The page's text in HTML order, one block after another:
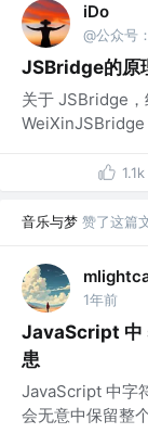
iDo
JSBridge的原
关于 JSBridge
WeiXinJSBridge
1.1k
音乐与梦 赞了这篇
1年前
JavaScript 中
患
JavaScript 中字
会无意中保留整